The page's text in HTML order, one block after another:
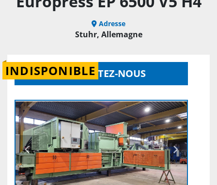
Adresse
Stuhr, Allemagne
INDISPONIBLECONTACTEZ-NOUS